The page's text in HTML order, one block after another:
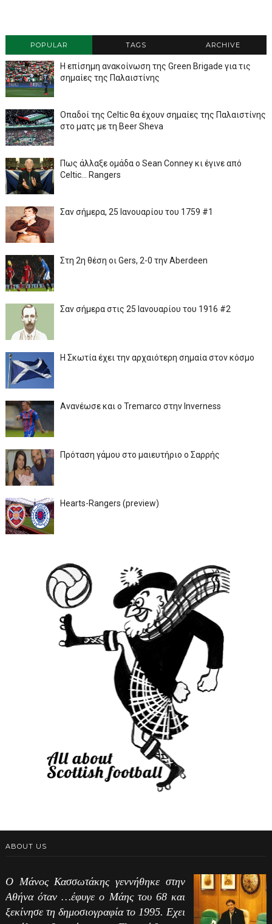
POPULAR TAGS ARCHIVE
Η επίσημη ανακοίνωση της Green Brigade για τις
σημαίες της Παλαιστίνης
Οπαδοί της Celtic θα έχουν σημαίες της Παλαιστίνης
στο ματς με τη Beer Sheva
Πως άλλαξε ομάδα ο Sean Conney κι έγινε από
Celtic... Rangers
Σαν σήμερα, 25 Ιανουαρίου του 1759 #1
Στη 2η θέση οι Gers, 2-0 την Aberdeen
Σαν σήμερα στις 25 Ιανουαρίου του 1916 #2
Η Σκωτία έχει την αρχαιότερη σημαία στον κόσμο
Ανανέωσε και ο Tremarco στην Inverness
Πρόταση γάμου στο μαιευτήριο ο Σαρρής
Hearts-Rangers (preview)
ABOUT US
Ο Μάνος Κασσωτάκης γεννήθηκε στην
Αθήνα όταν …έφυγε ο Μάης του 68 και
ξεκίνησε τη δημοσιογραφία το 1995. Εχει